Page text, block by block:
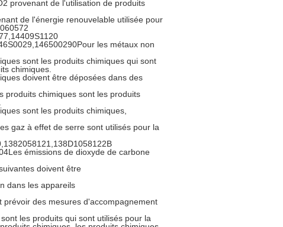
provenant de l'utilisation de produits
de l'énergie renouvelable utilisée pour
les métaux non
sont les produits chimiques qui sont
chimiques.
doivent être déposées dans des
produits chimiques sont les produits
sont les produits chimiques,
gaz à effet de serre sont utilisés pour la
émissions de dioxyde de carbone
doivent être
dans les appareils
des mesures d'accompagnement
les produits qui sont utilisés pour la